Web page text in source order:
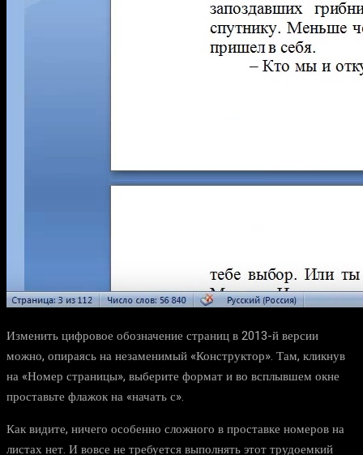
Изменить цифровое обозначение страниц в 2013-й версии
можно, опираясь на незаменимый «Конструктор». Там, кликнув
на «Номер страницы», выберите формат и во всплывшем окне
проставьте флажок на «начать с».
Как видите, ничего особенно сложного в проставке номеров на
листах нет. И вовсе не требуется выполнять этот трудоемкий